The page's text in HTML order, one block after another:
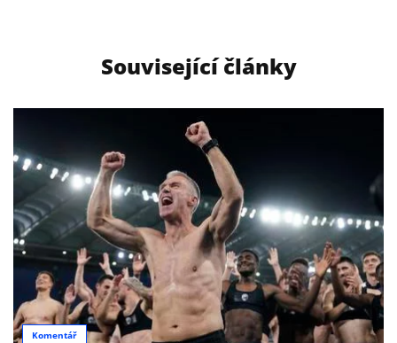
Související články
Komentář